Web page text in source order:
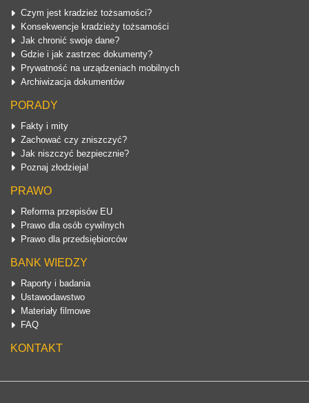
Czym jest kradzież tożsamości?
Konsekwencje kradzieży tożsamości
Jak chronić swoje dane?
Gdzie i jak zastrzec dokumenty?
Prywatność na urządzeniach mobilnych
Archiwizacja dokumentów
PORADY
Fakty i mity
Zachować czy zniszczyć?
Jak niszczyć bezpiecznie?
Poznaj złodzieja!
PRAWO
Reforma przepisów EU
Prawo dla osób cywilnych
Prawo dla przedsiębiorców
BANK WIEDZY
Raporty i badania
Ustawodawstwo
Materiały filmowe
FAQ
KONTAKT